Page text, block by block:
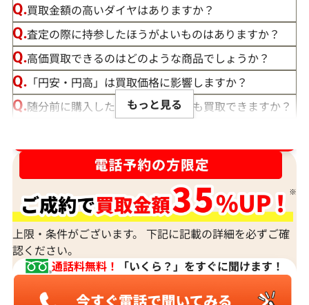
買取金額の高いダイヤはありますか？
査定の際に持参したほうがよいものはありますか？
高価買取できるのはどのような商品でしょうか？
「円安・円高」は買取価格に影響しますか？
随分前に購入したダイヤモンドでも買取できますか？
宝石の大きさは買取価格に影響する？
ダイヤモンドの買取価格には、どんなことが影響しま
すか？
身分証明書がなぜ必要？
もっと見る
上限・条件がございます。 下記に記載の詳細を必ずご確
認ください。
通話料無料！
「いくら？」をすぐに聞けます！